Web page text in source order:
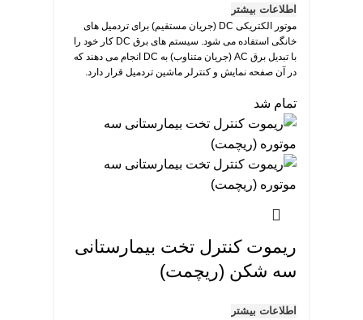
اطلاعات بیشتر
موتور الکتریکی DC (جریان مستقیم) برای تردمیل های
خانگی استفاده می شود. سیستم های برق DC کار خود را
با تبدیل برق AC (جریان متناوب) به DC انجام می دهند که
در آن صفحه نمایش و کنترلر ماشین تردمیل قرار دارد.
این موتورها کوچک تر، سبک تر و کم هزینه تر از موتورهای
AC هستند. اما در عین حال، آنها عمر کمتری دارند و نیازمند
بیشترین نگهداری هستند.
موتورهای DC برای تردمیل هایی مناسب هستند که نیاز به
سرعت کم و کنترل سرعت دقیق دارند. همچنین این
موتورها قدرت کافی برای حفظ سرعت ثابت در برابر
مقاومت های متغیر مانند افزایش و کاهش وزن کاربر را
دارا هستند.
تردمیل ها استفاده می شوند زیرا عملکرد فوق العاده بالا با
سطح فاضله آنزاپاس قابل قبولی را تضمین می کنند. از
آنجا که این موتورها توانایی کنترل سرعت و جهت را با دقت
می سازد.
تمام شد
ریموت کنترل تخت بیمارستانی
سه شکن (ریچمت)
اطلاعات بیشتر